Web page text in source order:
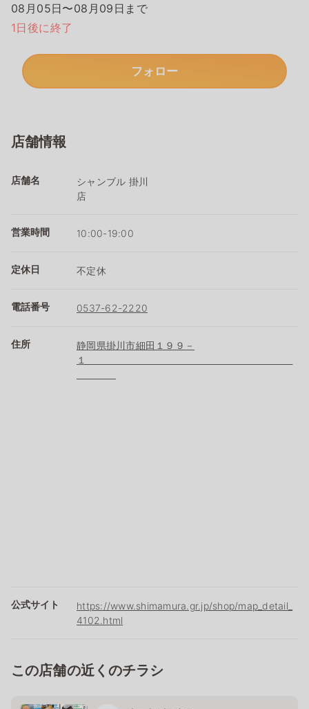
08月05日〜08月09日まで
1日後に終了
フォロー
店舗情報
店舗名
シャンブル 掛川
店
営業時間 10:00-19:00
定休日 不定休
電話番号 0537-62-2220
住所
静岡県掛川市細田１９９－
１
公式サイト
https://www.shimamura.gr.jp/shop/map_detail_
4102.html
この店舗の近くのチラシ